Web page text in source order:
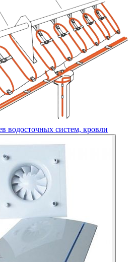
водосточных систем, кровли